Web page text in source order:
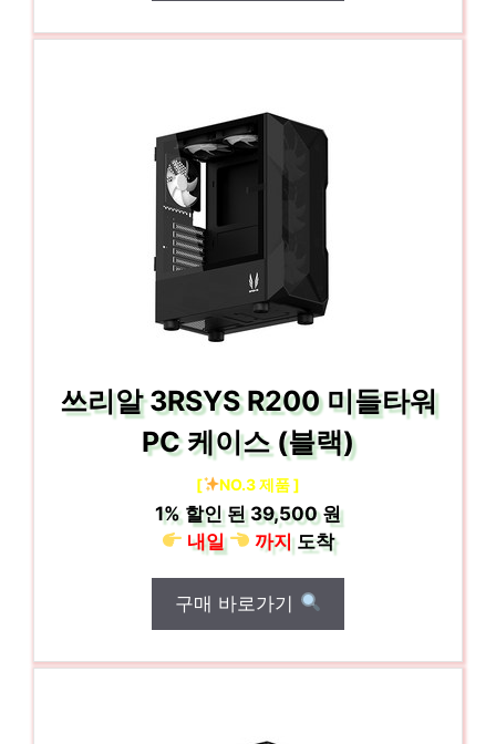
쓰리알 3RSYS R200 미들타워
PC 케이스 (블랙)
[ NO.3 제품 ]
1% 할인 된39,500 원
내일
까지도착
구매 바로가기